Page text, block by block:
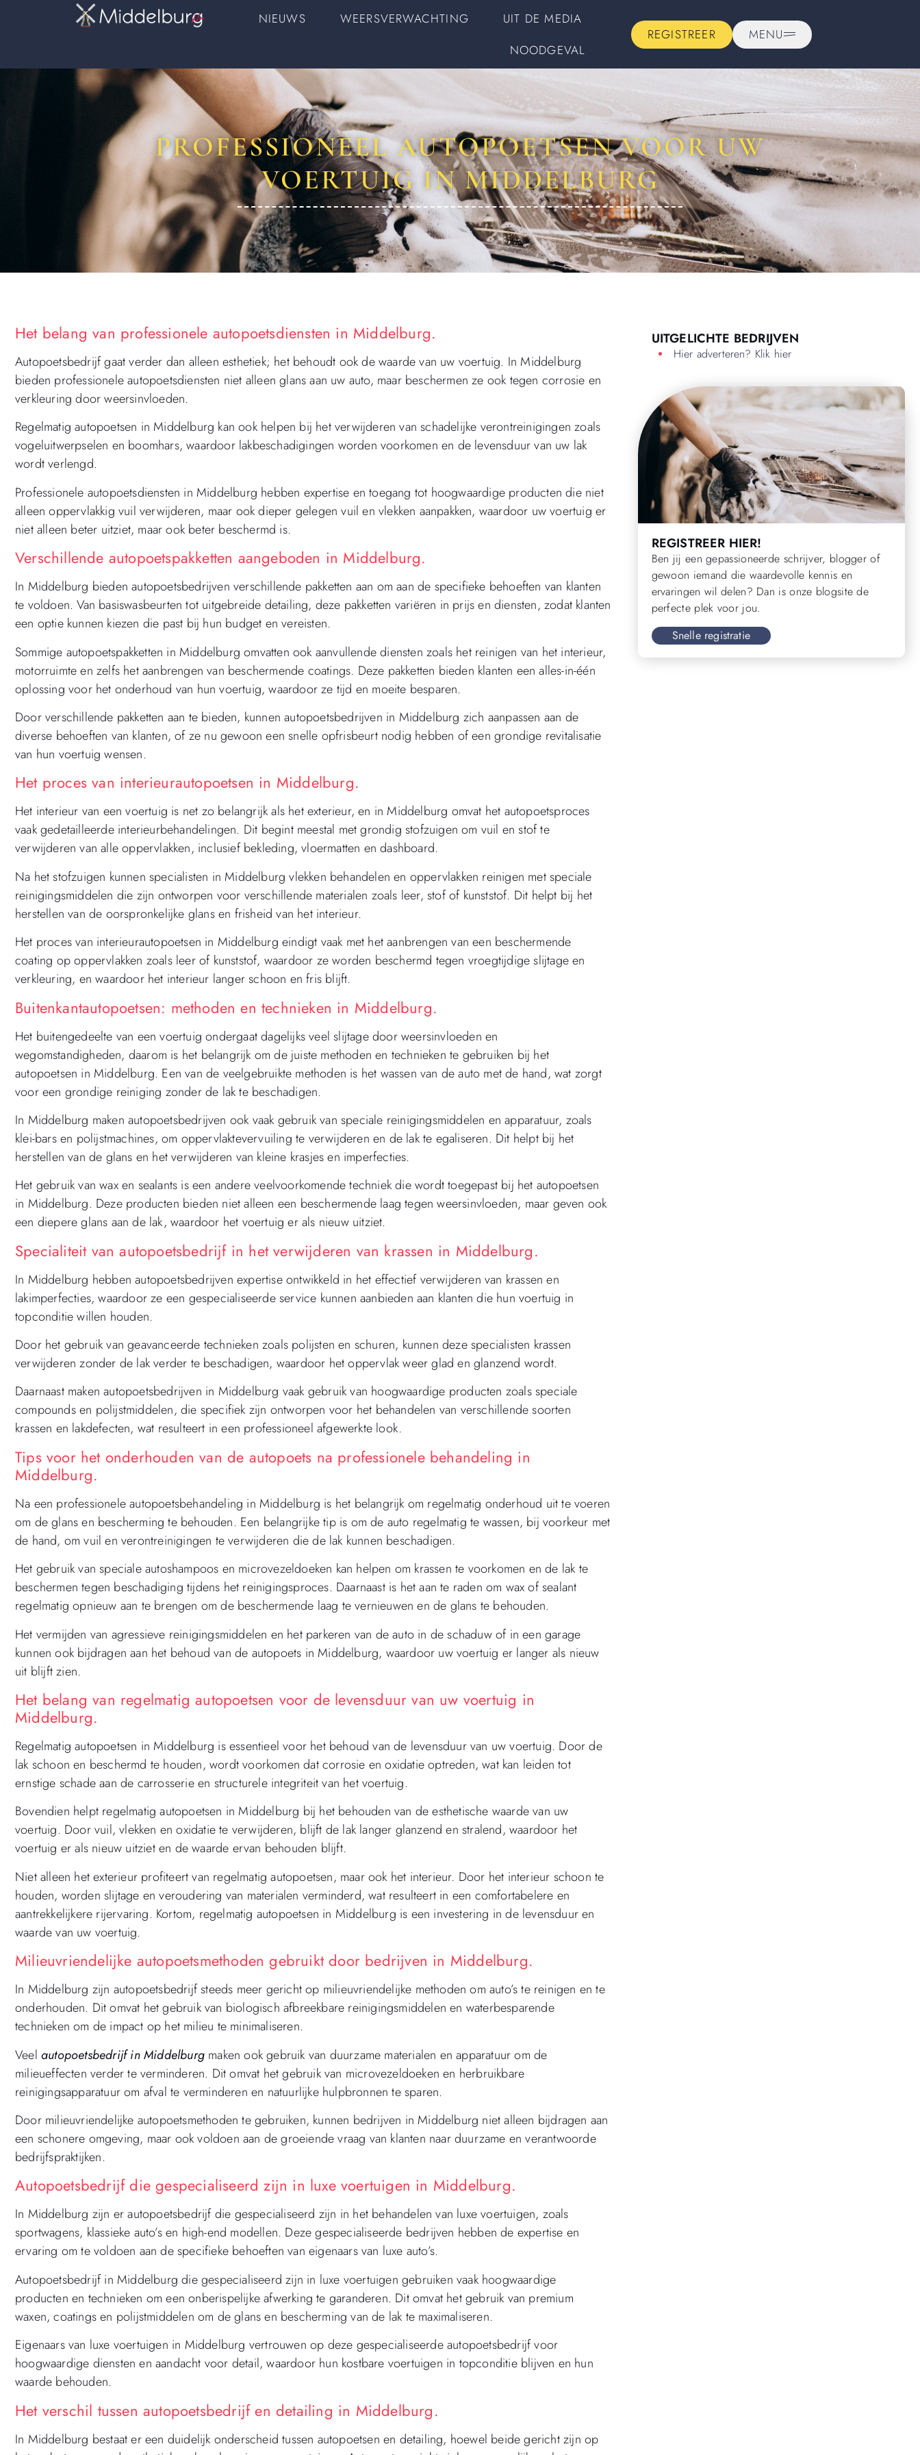
NIEUWS WEERSVERWACHTING
UIT DE MEDIA
NOODGEVAL
REGISTREER MENU
PROFESSIONEEL AUTOPOETSEN VOOR UW
VOERTUIG IN MIDDELBURG
Het belang van professionele autopoetsdiensten in Middelburg.
Autopoetsbedrijf gaat verder dan alleen esthetiek; het behoudt ook de waarde van uw voertuig. In Middelburg
bieden professionele autopoetsdiensten niet alleen glans aan uw auto, maar beschermen ze ook tegen corrosie en
verkleuring door weersinvloeden.
Regelmatig autopoetsen in Middelburg kan ook helpen bij het verwijderen van schadelijke verontreinigingen zoals
vogeluitwerpselen en boomhars, waardoor lakbeschadigingen worden voorkomen en de levensduur van uw lak
wordt verlengd.
Professionele autopoetsdiensten in Middelburg hebben expertise en toegang tot hoogwaardige producten die niet
alleen oppervlakkig vuil verwijderen, maar ook dieper gelegen vuil en vlekken aanpakken, waardoor uw voertuig er
niet alleen beter uitziet, maar ook beter beschermd is.
Verschillende autopoetspakketten aangeboden in Middelburg.
In Middelburg bieden autopoetsbedrijven verschillende pakketten aan om aan de specifieke behoeften van klanten
te voldoen. Van basiswasbeurten tot uitgebreide detailing, deze pakketten variëren in prijs en diensten, zodat klanten
een optie kunnen kiezen die past bij hun budget en vereisten.
Sommige autopoetspakketten in Middelburg omvatten ook aanvullende diensten zoals het reinigen van het interieur,
motorruimte en zelfs het aanbrengen van beschermende coatings. Deze pakketten bieden klanten een alles-in-één
oplossing voor het onderhoud van hun voertuig, waardoor ze tijd en moeite besparen.
Door verschillende pakketten aan te bieden, kunnen autopoetsbedrijven in Middelburg zich aanpassen aan de
diverse behoeften van klanten, of ze nu gewoon een snelle opfrisbeurt nodig hebben of een grondige revitalisatie
van hun voertuig wensen.
Het proces van interieurautopoetsen in Middelburg.
Het interieur van een voertuig is net zo belangrijk als het exterieur, en in Middelburg omvat het autopoetsproces
vaak gedetailleerde interieurbehandelingen. Dit begint meestal met grondig stofzuigen om vuil en stof te
verwijderen van alle oppervlakken, inclusief bekleding, vloermatten en dashboard.
Na het stofzuigen kunnen specialisten in Middelburg vlekken behandelen en oppervlakken reinigen met speciale
reinigingsmiddelen die zijn ontworpen voor verschillende materialen zoals leer, stof of kunststof. Dit helpt bij het
herstellen van de oorspronkelijke glans en frisheid van het interieur.
Het proces van interieurautopoetsen in Middelburg eindigt vaak met het aanbrengen van een beschermende
coating op oppervlakken zoals leer of kunststof, waardoor ze worden beschermd tegen vroegtijdige slijtage en
verkleuring, en waardoor het interieur langer schoon en fris blijft.
Buitenkantautopoetsen: methoden en technieken in Middelburg.
Het buitengedeelte van een voertuig ondergaat dagelijks veel slijtage door weersinvloeden en
wegomstandigheden, daarom is het belangrijk om de juiste methoden en technieken te gebruiken bij het
autopoetsen in Middelburg. Een van de veelgebruikte methoden is het wassen van de auto met de hand, wat zorgt
voor een grondige reiniging zonder de lak te beschadigen.
In Middelburg maken autopoetsbedrijven ook vaak gebruik van speciale reinigingsmiddelen en apparatuur, zoals
klei-bars en polijstmachines, om oppervlaktevervuiling te verwijderen en de lak te egaliseren. Dit helpt bij het
herstellen van de glans en het verwijderen van kleine krasjes en imperfecties.
Het gebruik van wax en sealants is een andere veelvoorkomende techniek die wordt toegepast bij het autopoetsen
in Middelburg. Deze producten bieden niet alleen een beschermende laag tegen weersinvloeden, maar geven ook
een diepere glans aan de lak, waardoor het voertuig er als nieuw uitziet.
Specialiteit van autopoetsbedrijf in het verwijderen van krassen in Middelburg.
In Middelburg hebben autopoetsbedrijven expertise ontwikkeld in het effectief verwijderen van krassen en
lakimperfecties, waardoor ze een gespecialiseerde service kunnen aanbieden aan klanten die hun voertuig in
topconditie willen houden.
Door het gebruik van geavanceerde technieken zoals polijsten en schuren, kunnen deze specialisten krassen
verwijderen zonder de lak verder te beschadigen, waardoor het oppervlak weer glad en glanzend wordt.
Daarnaast maken autopoetsbedrijven in Middelburg vaak gebruik van hoogwaardige producten zoals speciale
compounds en polijstmiddelen, die specifiek zijn ontworpen voor het behandelen van verschillende soorten
krassen en lakdefecten, wat resulteert in een professioneel afgewerkte look.
Tips voor het onderhouden van de autopoets na professionele behandeling in
Middelburg.
Na een professionele autopoetsbehandeling in Middelburg is het belangrijk om regelmatig onderhoud uit te voeren
om de glans en bescherming te behouden. Een belangrijke tip is om de auto regelmatig te wassen, bij voorkeur met
de hand, om vuil en verontreinigingen te verwijderen die de lak kunnen beschadigen.
Het gebruik van speciale autoshampoos en microvezeldoeken kan helpen om krassen te voorkomen en de lak te
beschermen tegen beschadiging tijdens het reinigingsproces. Daarnaast is het aan te raden om wax of sealant
regelmatig opnieuw aan te brengen om de beschermende laag te vernieuwen en de glans te behouden.
Het vermijden van agressieve reinigingsmiddelen en het parkeren van de auto in de schaduw of in een garage
kunnen ook bijdragen aan het behoud van de autopoets in Middelburg, waardoor uw voertuig er langer als nieuw
uit blijft zien.
Het belang van regelmatig autopoetsen voor de levensduur van uw voertuig in
Middelburg.
Regelmatig autopoetsen in Middelburg is essentieel voor het behoud van de levensduur van uw voertuig. Door de
lak schoon en beschermd te houden, wordt voorkomen dat corrosie en oxidatie optreden, wat kan leiden tot
ernstige schade aan de carrosserie en structurele integriteit van het voertuig.
Bovendien helpt regelmatig autopoetsen in Middelburg bij het behouden van de esthetische waarde van uw
voertuig. Door vuil, vlekken en oxidatie te verwijderen, blijft de lak langer glanzend en stralend, waardoor het
voertuig er als nieuw uitziet en de waarde ervan behouden blijft.
Niet alleen het exterieur profiteert van regelmatig autopoetsen, maar ook het interieur. Door het interieur schoon te
houden, worden slijtage en veroudering van materialen verminderd, wat resulteert in een comfortabelere en
aantrekkelijkere rijervaring. Kortom, regelmatig autopoetsen in Middelburg is een investering in de levensduur en
waarde van uw voertuig.
Milieuvriendelijke autopoetsmethoden gebruikt door bedrijven in Middelburg.
In Middelburg zijn autopoetsbedrijf steeds meer gericht op milieuvriendelijke methoden om auto’s te reinigen en te
onderhouden. Dit omvat het gebruik van biologisch afbreekbare reinigingsmiddelen en waterbesparende
technieken om de impact op het milieu te minimaliseren.
Veel autopoetsbedrijf in Middelburg maken ook gebruik van duurzame materialen en apparatuur om de
milieueffecten verder te verminderen. Dit omvat het gebruik van microvezeldoeken en herbruikbare
reinigingsapparatuur om afval te verminderen en natuurlijke hulpbronnen te sparen.
Door milieuvriendelijke autopoetsmethoden te gebruiken, kunnen bedrijven in Middelburg niet alleen bijdragen aan
een schonere omgeving, maar ook voldoen aan de groeiende vraag van klanten naar duurzame en verantwoorde
bedrijfspraktijken.
Autopoetsbedrijf die gespecialiseerd zijn in luxe voertuigen in Middelburg.
In Middelburg zijn er autopoetsbedrijf die gespecialiseerd zijn in het behandelen van luxe voertuigen, zoals
sportwagens, klassieke auto’s en high-end modellen. Deze gespecialiseerde bedrijven hebben de expertise en
ervaring om te voldoen aan de specifieke behoeften van eigenaars van luxe auto’s.
Autopoetsbedrijf in Middelburg die gespecialiseerd zijn in luxe voertuigen gebruiken vaak hoogwaardige
producten en technieken om een ​​onberispelijke afwerking te garanderen. Dit omvat het gebruik van premium
waxen, coatings en polijstmiddelen om de glans en bescherming van de lak te maximaliseren.
Eigenaars van luxe voertuigen in Middelburg vertrouwen op deze gespecialiseerde autopoetsbedrijf voor
hoogwaardige diensten en aandacht voor detail, waardoor hun kostbare voertuigen in topconditie blijven en hun
waarde behouden.
Het verschil tussen autopoetsbedrijf en detailing in Middelburg.
In Middelburg bestaat er een duidelijk onderscheid tussen autopoetsen en detailing, hoewel beide gericht zijn op
UITGELICHTE BEDRIJVEN
Hier adverteren? Klik hier
REGISTREER HIER!
Ben jij een gepassioneerde schrijver, blogger of
gewoon iemand die waardevolle kennis en
ervaringen wil delen? Dan is onze blogsite de
perfecte plek voor jou.
Snelle registratie